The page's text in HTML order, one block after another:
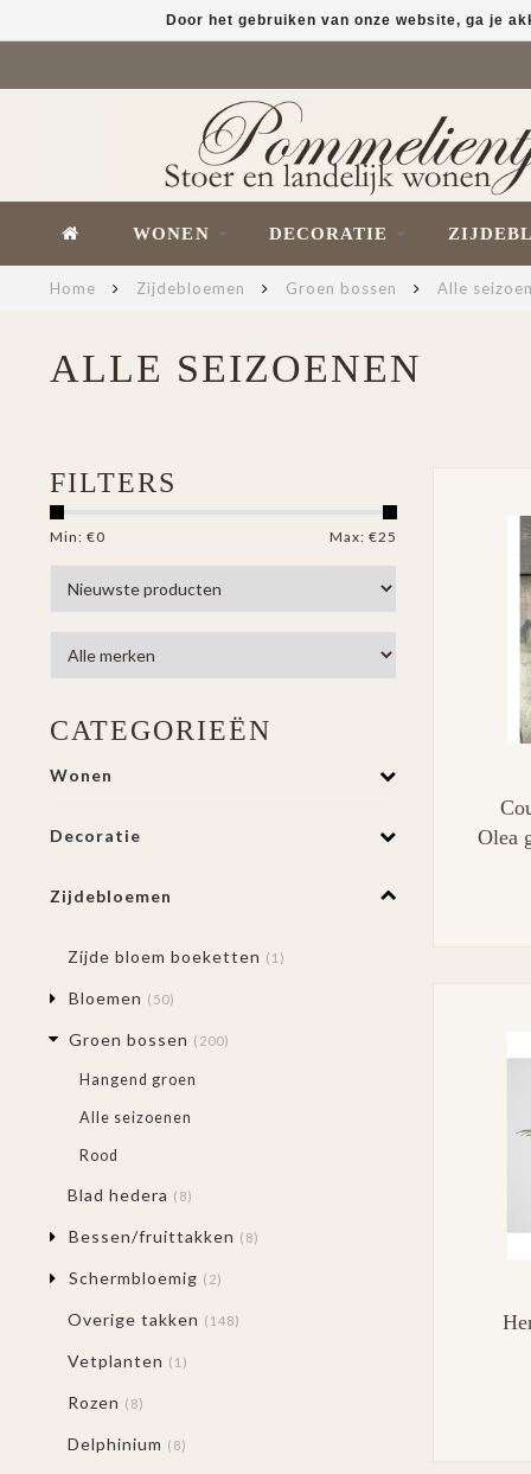
WONEN DECORATIE
Home Zijdebloemen Groen bossen Alle
ALLE SEIZOENEN
FILTERS
Min: €0 Max: €25
CATEGORIEËN
Wonen
Decoratie
Zijdebloemen
Zijde bloem boeketten (1)
Bloemen (50)
Groen bossen (200)
Hangend groen
Alle seizoenen
Rood
Blad hedera (8)
Bessen/fruittakken (8)
Schermbloemig (2)
Overige takken (148)
Vetplanten (1)
Rozen (8)
Delphinium (8)
Olea
Door het gebruiken van onze website, ga je